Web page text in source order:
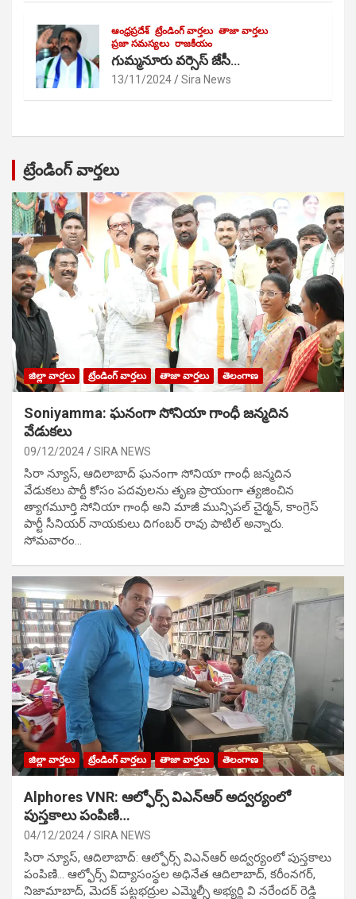
ఆంధ్రప్రదేశ్ ట్రేండింగ్ వార్తలు తాజా వార్తలు
ప్రజా సమస్యలు రాజకీయం
గుమ్మనూరు వర్సెస్ జేసీ…
13/11/2024 Sira News
ట్రేండింగ్ వార్తలు
జిల్లా వార్తలు ట్రేండింగ్ వార్తలు తాజా వార్తలు తెలంగాణ
Soniyamma: ఘ‌నంగా సోనియా గాంధీ జ‌న్మ‌దిన
వేడుక‌లు
09/12/2024 SIRA NEWS
సిరా న్యూస్, ఆదిలాబాద్ ఘ‌నంగా సోనియా గాంధీ జ‌న్మ‌దిన
వేడుక‌లు పార్టీ కోసం ప‌ద‌వుల‌ను తృణ ప్రాయంగా త్య‌జించిన
త్యాగమూర్తి సోనియా గాంధీ అని మాజీ మున్సిప‌ల్ చైర్మ‌న్, కాంగ్రెస్
పార్టీ సీనియ‌ర్ నాయ‌కులు దిగంబ‌ర్ రావు పాటిల్ అన్నారు.
సోమవారం…
జిల్లా వార్తలు ట్రేండింగ్ వార్తలు తాజా వార్తలు తెలంగాణ
Alphores VNR: ఆల్ఫోర్స్ విఎన్ఆర్ అద్వర్యంలో
పుస్తకాలు పంపిణి…
04/12/2024 SIRA NEWS
సిరా న్యూస్, ఆదిలాబాద్: ఆల్ఫోర్స్ విఎన్ఆర్ అద్వర్యంలో పుస్తకాలు
పంపిణి… ఆల్ఫోర్స్ విద్యాసంస్థల అధినేత ఆదిలాబాద్, కరీంనగర్,
నిజామాబాద్, మెదక్ పట్టభద్రుల ఎమ్మెల్సీ అభ్యర్థి వి నరేందర్ రెడ్డి